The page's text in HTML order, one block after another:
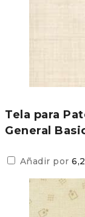
Tela para
General
Añadir por